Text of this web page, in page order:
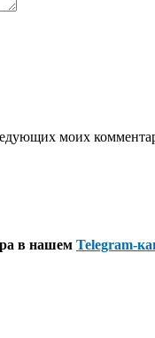
моих
в нашем Telegram-